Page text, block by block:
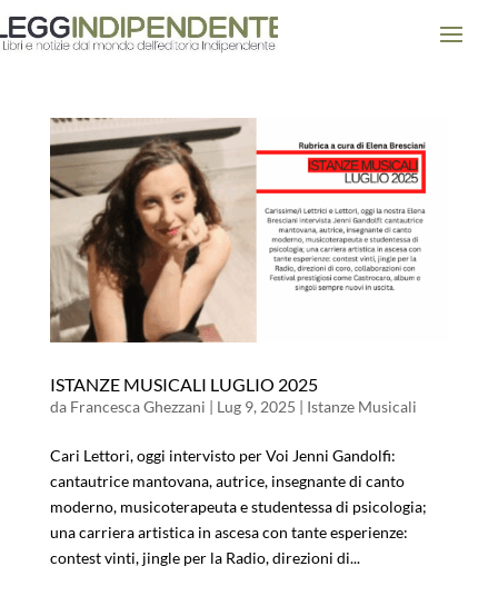
ISTANZE MUSICALI LUGLIO 2025
da Francesca Ghezzani | Lug 9, 2025 | Istanze Musicali
Cari Lettori, oggi intervisto per Voi Jenni Gandolfi:
cantautrice mantovana, autrice, insegnante di canto
moderno, musicoterapeuta e studentessa di psicologia;
una carriera artistica in ascesa con tante esperienze:
contest vinti, jingle per la Radio, direzioni di...